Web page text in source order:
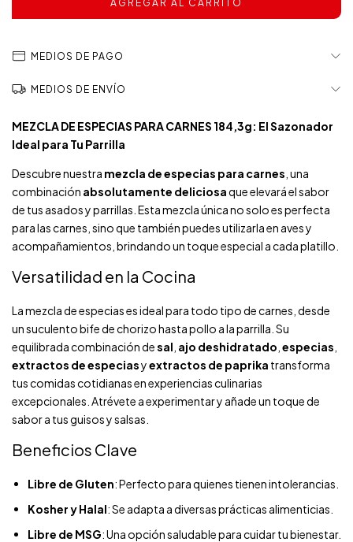
MEDIOS DE PAGO
MEDIOS DE ENVÍO
MEZCLA DE ESPECIAS PARA CARNES 184,3g: El Sazonador
Ideal para Tu Parrilla
Descubre nuestra mezcla de especias para carnes , una
combinación absolutamente deliciosaque elevará el sabor
de tus asados y parrillas. Esta mezcla única no solo es perfecta
para las carnes, sino que también puedes utilizarla en aves y
acompañamientos, brindando un toque especial a cada platillo.
Versatilidad en la Cocina
La mezcla de especias es ideal para todo tipo de carnes, desde
un suculento bife de chorizo hasta pollo a la parrilla. Su
equilibrada combinación desal ajo deshidratado especias
extractos de especiasyextractos de paprika transforma
tus comidas cotidianas en experiencias culinarias
excepcionales. Atrévete a experimentar y añade un toque de
sabor a tus guisos y salsas.
Beneficios Clave
Libre de Gluten: Perfecto para quienes tienen intolerancias.
Kosher y Halal: Se adapta a diversas prácticas alimenticias.
Libre de MSG: Una opción saludable para cuidar tu bienestar.